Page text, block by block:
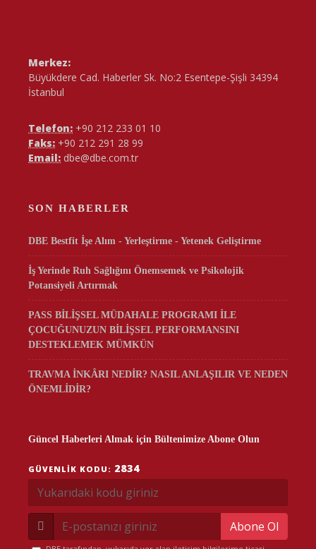
Merkez:
Büyükdere Cad. Haberler Sk. No:2 Esentepe-Şişli 34394
İstanbul
Telefon: +90 212 233 01 10
Faks: +90 212 291 28 99
Email: dbe@dbe.com.tr
SON HABERLER
DBE Bestfit İşe Alım - Yerleştirme - Yetenek Geliştirme
İş Yerinde Ruh Sağlığını Önemsemek ve Psikolojik
Potansiyeli Artırmak
PASS BİLİŞSEL MÜDAHALE PROGRAMI İLE
ÇOCUĞUNUZUN BİLİŞSEL PERFORMANSINI
DESTEKLEMEK MÜMKÜN
TRAVMA İNKÂRI NEDİR? NASIL ANLAŞILIR VE NEDEN
ÖNEMLİDİR?
Güncel Haberleri Almak için Bültenimize Abone Olun
GÜVENLIK KODU: 2834
Abone Ol